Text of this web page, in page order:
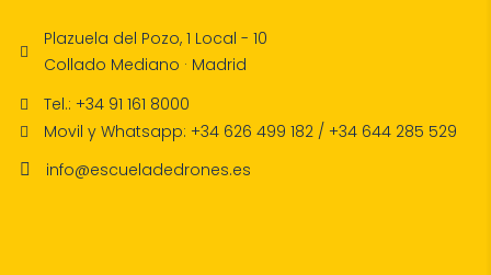
Plazuela del Pozo, 1 Local - 10
Collado Mediano · Madrid
Tel.: +34 91 161 8000
Movil y Whatsapp: +34 626 499 182 / +34 644 285 529
info@escueladedrones.es